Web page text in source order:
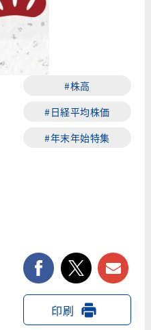
#株高
#日経平均株価
#年末年始特集
facebooktwitter
印刷